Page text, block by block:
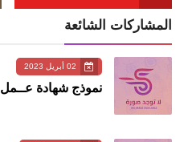
المشاركات الشائعة
02 أبريل 2023
نموذج شهادة عــمل